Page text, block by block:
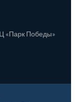
«Парк Победы»